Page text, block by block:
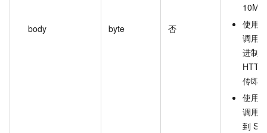
body byte 否
10MB
使用
调用
进制
传即
使用
调用
到